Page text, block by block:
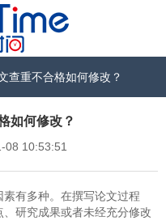
查重不合格如何修改？
如何修改？
08 10:53:51
有多种。在撰写论文过程
研究成果或者未经充分修改